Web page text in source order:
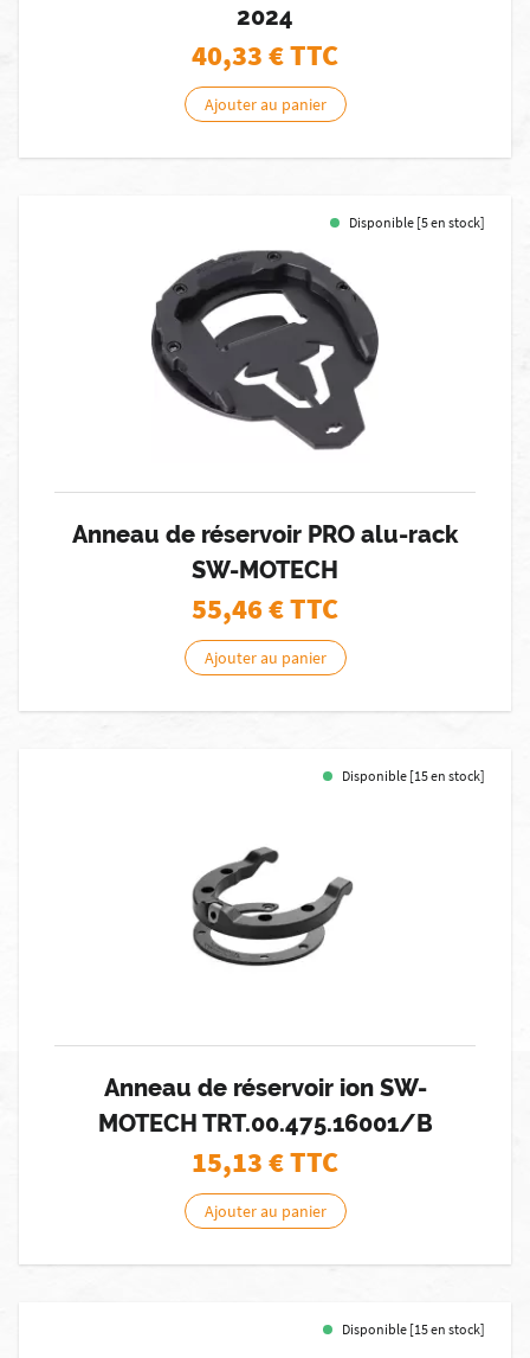
2024
40,33€ TTC
Ajouter au panier
Disponible [5 en stock]
Anneau de réservoir PRO alu-rack
SW-MOTECH
55,46€ TTC
Ajouter au panier
Disponible [15 en stock]
Anneau de réservoir ion SW-
MOTECH TRT.00.475.16001/B
15,13€ TTC
Ajouter au panier
Disponible [15 en stock]